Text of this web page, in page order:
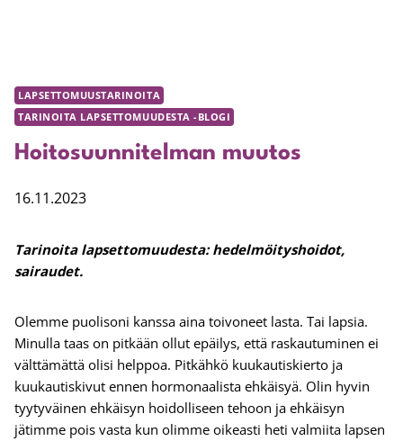
LAPSETTOMUUSTARINOITA
TARINOITA LAPSETTOMUUDESTA -BLOGI
Hoitosuunnitelman muutos
16.11.2023
Tarinoita lapsettomuudesta:hedelmöityshoidot,
sairaudet.
Olemme puolisoni kanssa aina toivoneet lasta. Tai lapsia.
Minulla taas on pitkään ollut epäilys, että raskautuminen ei
välttämättä olisi helppoa. Pitkähkö kuukautiskierto ja
kuukautiskivut ennen hormonaalista ehkäisyä. Olin hyvin
tyytyväinen ehkäisyn hoidolliseen tehoon ja ehkäisyn
jätimme pois vasta kun olimme oikeasti heti valmiita lapsen